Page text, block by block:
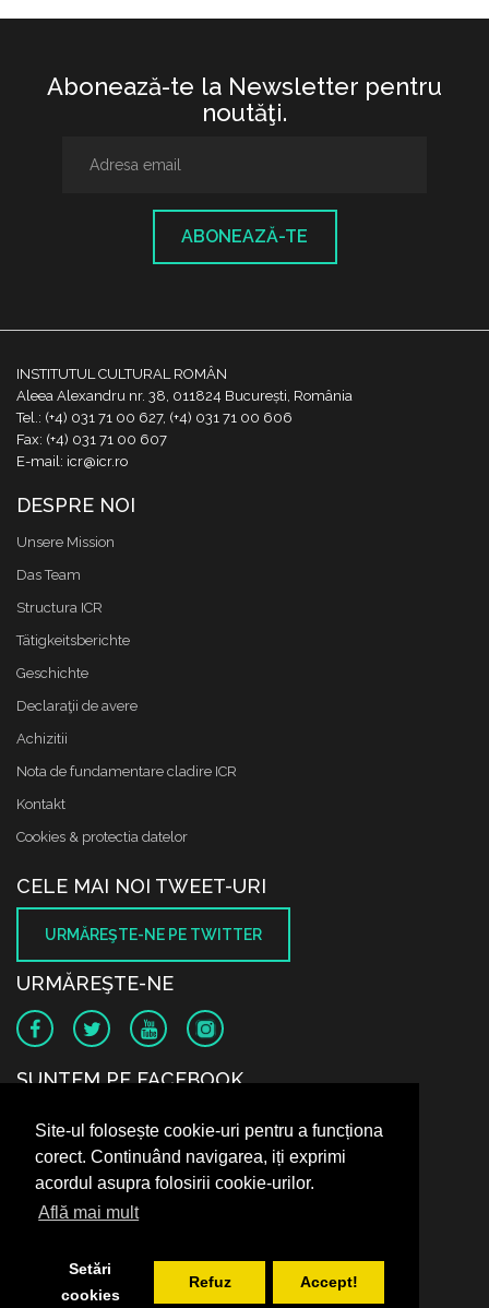
Site-ul folosește cookie-uri pentru a funcționa
corect. Continuând navigarea, iți exprimi
acordul asupra folosirii cookie-urilor.
Află mai mult
Setări
cookies
Refuz Accept!
Abonează-te la Newsletter pentru
noutăţi.
ABONEAZĂ-TE
INSTITUTUL CULTURAL ROMÂN
Aleea Alexandru nr. 38, 011824 București, România
Tel.: (+4) 031 71 00 627, (+4) 031 71 00 606
Fax: (+4) 031 71 00 607
E-mail: icr@icr.ro
DESPRE NOI
Unsere Mission
Das Team
Structura ICR
Tätigkeitsberichte
Geschichte
Declaraţii de avere
Achizitii
Nota de fundamentare cladire ICR
Kontakt
Cookies & protectia datelor
CELE MAI NOI TWEET-URI
URMĂREŞTE-NE PE TWITTER
URMĂREŞTE-NE
SUNTEM PE FACEBOOK